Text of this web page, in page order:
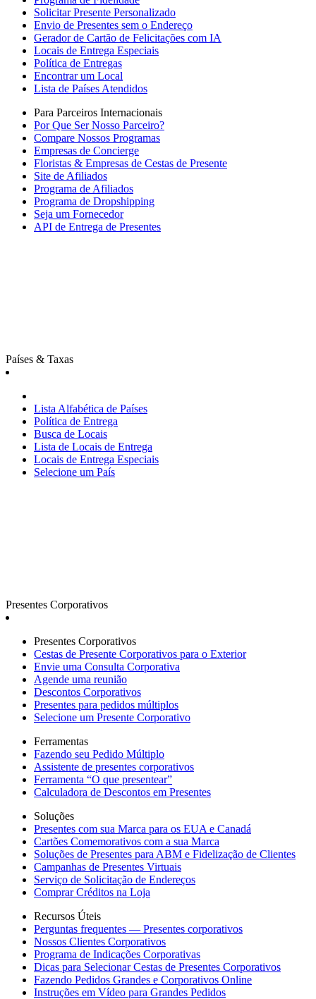
Solicitar Presente Personalizado
Envio de Presentes sem o Endereço
Gerador de Cartão de Felicitações com IA
Locais de Entrega Especiais
Política de Entregas
Encontrar um Local
Lista de Países Atendidos
Para Parceiros Internacionais
Por Que Ser Nosso Parceiro?
Compare Nossos Programas
Empresas de Concierge
Floristas & Empresas de Cestas de Presente
Site de Afiliados
Programa de Afiliados
Programa de Dropshipping
Seja um Fornecedor
API de Entrega de Presentes
Países & Taxas
Lista Alfabética de Países
Política de Entrega
Busca de Locais
Lista de Locais de Entrega
Locais de Entrega Especiais
Selecione um País
Presentes Corporativos
Presentes Corporativos
Cestas de Presente Corporativos para o Exterior
Envie uma Consulta Corporativa
Agende uma reunião
Descontos Corporativos
Presentes para pedidos múltiplos
Selecione um Presente Corporativo
Ferramentas
Fazendo seu Pedido Múltiplo
Assistente de presentes corporativos
Ferramenta “O que presentear”
Calculadora de Descontos em Presentes
Soluções
Presentes com sua Marca para os EUA e Canadá
Cartões Comemorativos com a sua Marca
Soluções de Presentes para ABM e Fidelização de Clientes
Campanhas de Presentes Virtuais
Serviço de Solicitação de Endereços
Comprar Créditos na Loja
Recursos Úteis
Perguntas frequentes — Presentes corporativos
Nossos Clientes Corporativos
Programa de Indicações Corporativas
Dicas para Selecionar Cestas de Presentes Corporativos
Fazendo Pedidos Grandes e Corporativos Online
Instruções em Vídeo para Grandes Pedidos